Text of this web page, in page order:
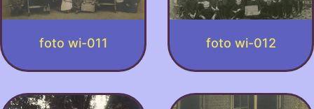
foto wi-011 foto wi-012